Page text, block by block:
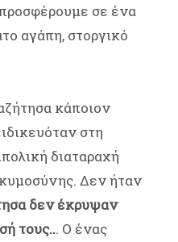
σε ένα
αγάπη, στοργικό
κάποιον
στη
διαταραχή
Δεν ήταν
δεν έκρυψαν
τους... Ο ένας